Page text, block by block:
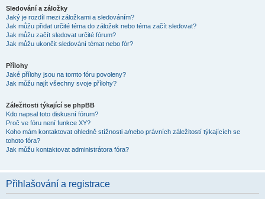
Sledování a záložky
Jaký je rozdíl mezi záložkami a sledováním?
Jak můžu přidat určité téma do záložek nebo téma začít sledovat?
Jak můžu začít sledovat určité fórum?
Jak můžu ukončit sledování témat nebo fór?
Přílohy
Jaké přílohy jsou na tomto fóru povoleny?
Jak můžu najít všechny svoje přílohy?
Záležitosti týkající se phpBB
Kdo napsal toto diskusní fórum?
Proč ve fóru není funkce XY?
Koho mám kontaktovat ohledně stížnosti a/nebo právních záležitostí týkajících se
tohoto fóra?
Jak můžu kontaktovat administrátora fóra?
Přihlašování a registrace